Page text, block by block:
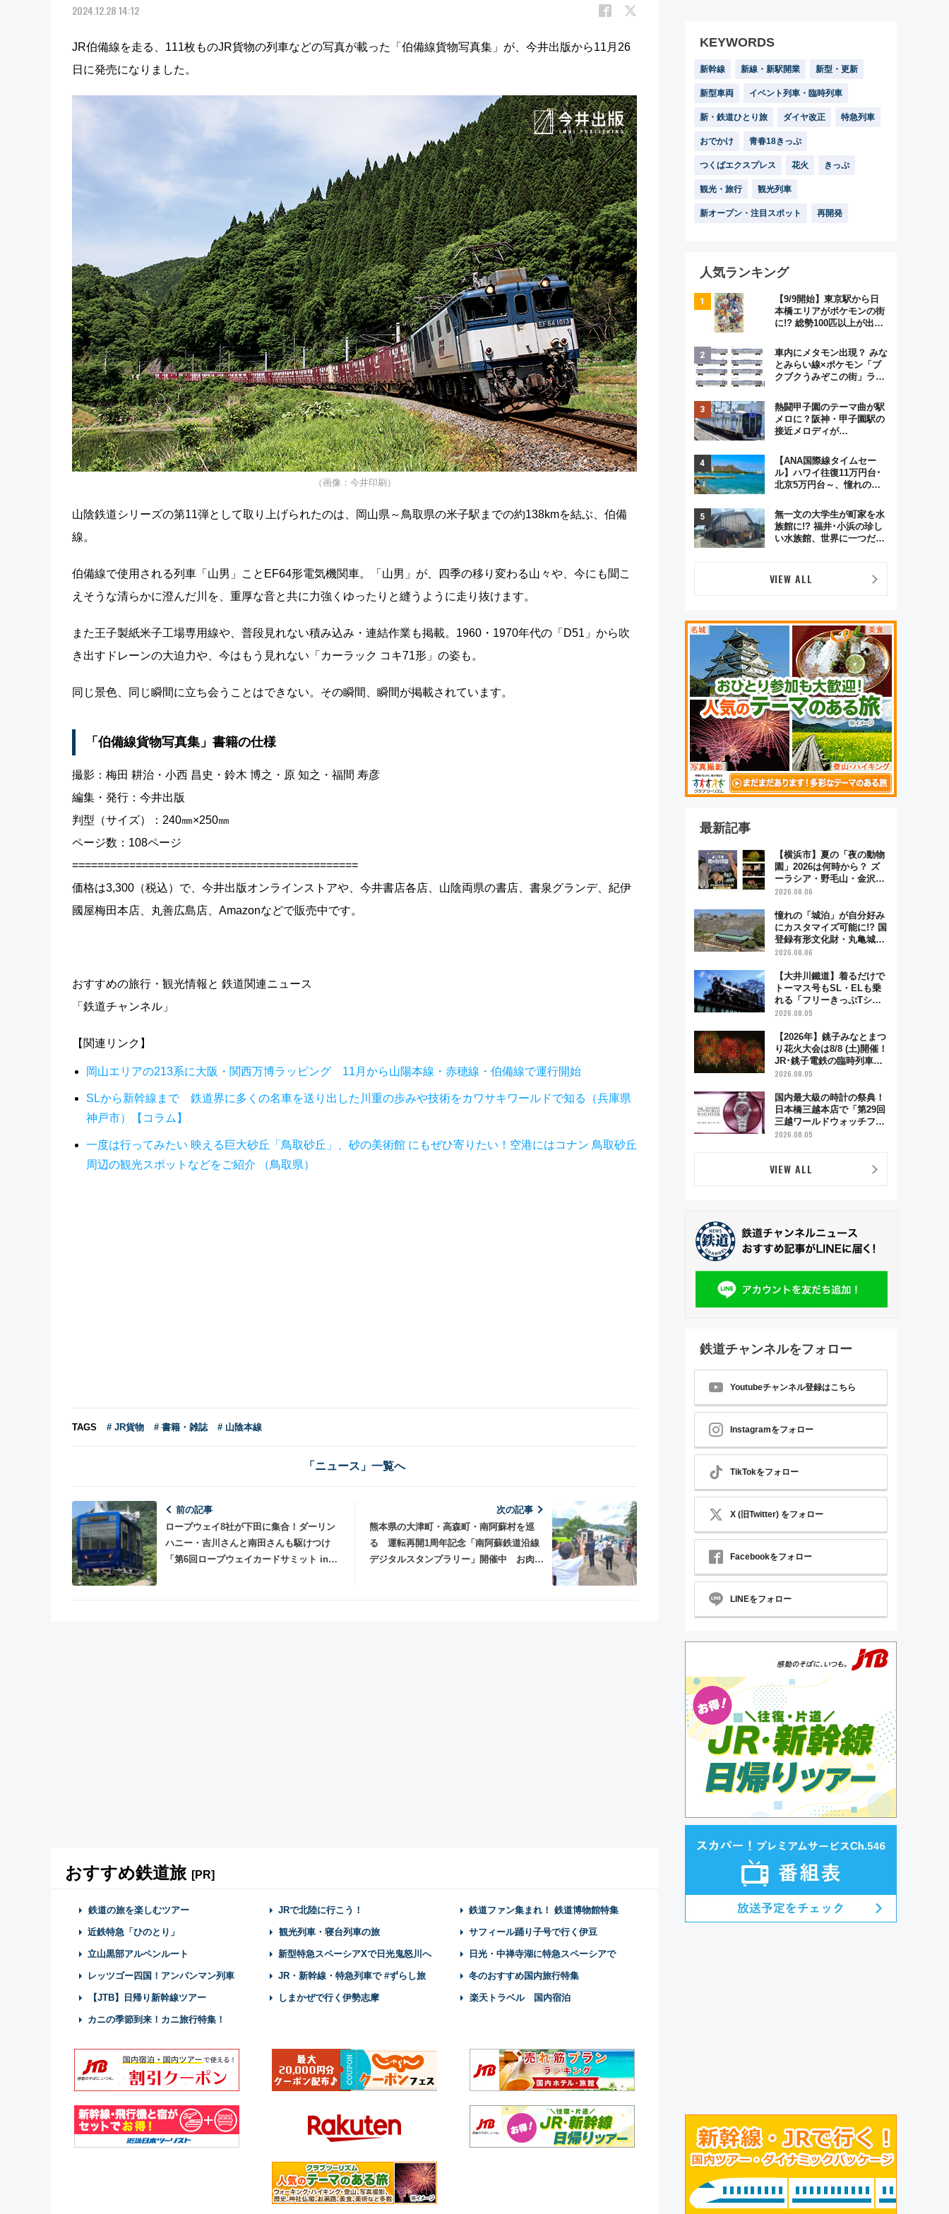
2024.12.28 14:12
JR伯備線を走る、111枚ものJR貨物の列車などの写真が載った「伯備線貨物写真集」が、今井出版から11月26
日に発売になりました。
（画像：今井印刷）
山陰鉄道シリーズの第11弾として取り上げられたのは、岡山県～鳥取県の米子駅までの約138kmを結ぶ、伯備
線。
伯備線で使用される列車「山男」ことEF64形電気機関車。「山男」が、四季の移り変わる山々や、今にも聞こ
えそうな清らかに澄んだ川を、重厚な音と共に力強くゆったりと縫うように走り抜けます。
また王子製紙米子工場専用線や、普段見れない積み込み・連結作業も掲載。1960・1970年代の「D51」から吹
き出すドレーンの大迫力や、今はもう見れない「カーラック コキ71形」の姿も。
同じ景色、同じ瞬間に立ち会うことはできない。その瞬間、瞬間が掲載されています。
「伯備線貨物写真集」書籍の仕様
撮影：梅田 耕治・小西 昌史・鈴木 博之・原 知之・福間 寿彦
編集・発行：今井出版
判型（サイズ）：240㎜×250㎜
ページ数：108ページ
=============================================
価格は3,300（税込）で、今井出版オンラインストアや、今井書店各店、山陰両県の書店、書泉グランデ、紀伊
國屋梅田本店、丸善広島店、Amazonなどで販売中です。
おすすめの旅行・観光情報と 鉄道関連ニュース
「鉄道チャンネル」
【関連リンク】
岡山エリアの213系に大阪・関西万博ラッピング 11月から山陽本線・赤穂線・伯備線で運行開始
SLから新幹線まで 鉄道界に多くの名車を送り出した川重の歩みや技術をカワサキワールドで知る（兵庫県
神戸市）【コラム】
一度は行ってみたい 映える巨大砂丘「鳥取砂丘」、砂の美術館 にもぜひ寄りたい！空港にはコナン 鳥取砂丘
周辺の観光スポットなどをご紹介 （鳥取県）
TAGS # JR貨物 # 書籍・雑誌 # 山陰本線
「ニュース」一覧へ
前の記事
ロープウェイ8社が下田に集合！ダーリン
ハニー・吉川さんと南田さんも駆けつけ
「第6回ロープウェイカードサミット in
次の記事
熊本県の大津町・高森町・南阿蘇村を巡
る 運転再開1周年記念「南阿蘇鉄道沿線
デジタルスタンプラリー」開催中 お肉や
おすすめ鉄道旅 [PR]
鉄道の旅を楽しむツアー JRで北陸に行こう！ 鉄道ファン集まれ！ 鉄道博物館特集
近鉄特急「ひのとり」 観光列車・寝台列車の旅 サフィール踊り子号で行く伊豆
立山黒部アルペンルート 新型特急スペーシアXで日光鬼怒川へ 日光・中禅寺湖に特急スペーシアで
レッツゴー四国！アンパンマン列車 JR・新幹線・特急列車で #ずらし旅 冬のおすすめ国内旅行特集
【JTB】日帰り新幹線ツアー しまかぜで行く伊勢志摩 楽天トラベル 国内宿泊
カニの季節到来！カニ旅行特集！
KEYWORDS
新幹線 新線・新駅開業 新型・更新
新型車両 イベント列車・臨時列車
新・鉄道ひとり旅 ダイヤ改正 特急列車
おでかけ 青春18きっぷ
つくばエクスプレス 花火 きっぷ
観光・旅行 観光列車
新オープン・注目スポット 再開発
人気ランキング
【9/9開始】東京駅から日
本橋エリアがポケモンの街
に!? 総勢100匹以上が出現
格謎解き・グッズ情報まと
め
車内にメタモン出現？ みな
とみらい線×ポケモン「ブ
クブクうみぞこの街」ラッ
この夏は直通列車で横浜
へ！
熱闘甲子園のテーマ曲が駅
メロに？阪神・甲子園駅の
接近メロディが
実アレンジの特別仕様へ、
8月5日始発から
【ANA国際線タイムセー
ル】ハワイ往復11万円台･
北京5万円台～、憧れのビ
GW旅行まで狙える激アツ
路線まとめ（8/10まで）
無一文の大学生が町家を水
族館に!? 福井･小浜の珍し
い水族館、世界に一つだけ
第2弾
VIEW ALL
最新記事
【横浜市】夏の「夜の動物
園」2026は何時から？ ズ
ーラシア・野毛山・金沢の
電車アクセスや見どころ、
2026.08.06
憧れの「城泊」が自分好み
にカスタマイズ可能に!? 国
登録有形文化財・丸亀城
「延寿閣別館」にオーダー
生！
2026.08.06
【大井川鐵道】着るだけで
トーマス号もSL・ELも乗
れる「フリーきっぷTシャ
ツ」8月6日より受注販売
2026.08.05
【2026年】銚子みなとまつ
り花火大会は8/8 (土)開催！
JR･銚子電鉄の臨時列車や
アクセス情報、利根川に咲
を満喫
2026.08.05
国内最大級の時計の祭典！
日本橋三越本店で「第29回
三越ワールドウォッチフェ
ア」開幕【2026年8月5日～
2026.08.05
VIEW ALL
鉄道チャンネルをフォロー
Youtubeチャンネル登録はこちら
Instagramをフォロー
TikTokをフォロー
X (旧Twitter) をフォロー
Facebookをフォロー
LINEをフォロー